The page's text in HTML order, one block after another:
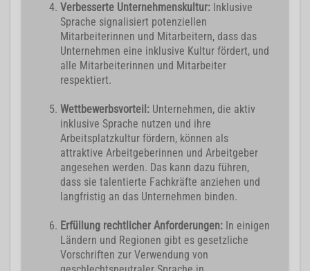
Verbesserte Unternehmenskultur: Inklusive
Sprache signalisiert potenziellen
Mitarbeiterinnen und Mitarbeitern, dass das
Unternehmen eine inklusive Kultur fördert, und
alle Mitarbeiterinnen und Mitarbeiter
respektiert.
Wettbewerbsvorteil: Unternehmen, die aktiv
inklusive Sprache nutzen und ihre
Arbeitsplatzkultur fördern, können als
attraktive Arbeitgeberinnen und Arbeitgeber
angesehen werden. Das kann dazu führen,
dass sie talentierte Fachkräfte anziehen und
langfristig an das Unternehmen binden.
Erfüllung rechtlicher Anforderungen: In einigen
Ländern und Regionen gibt es gesetzliche
Vorschriften zur Verwendung von